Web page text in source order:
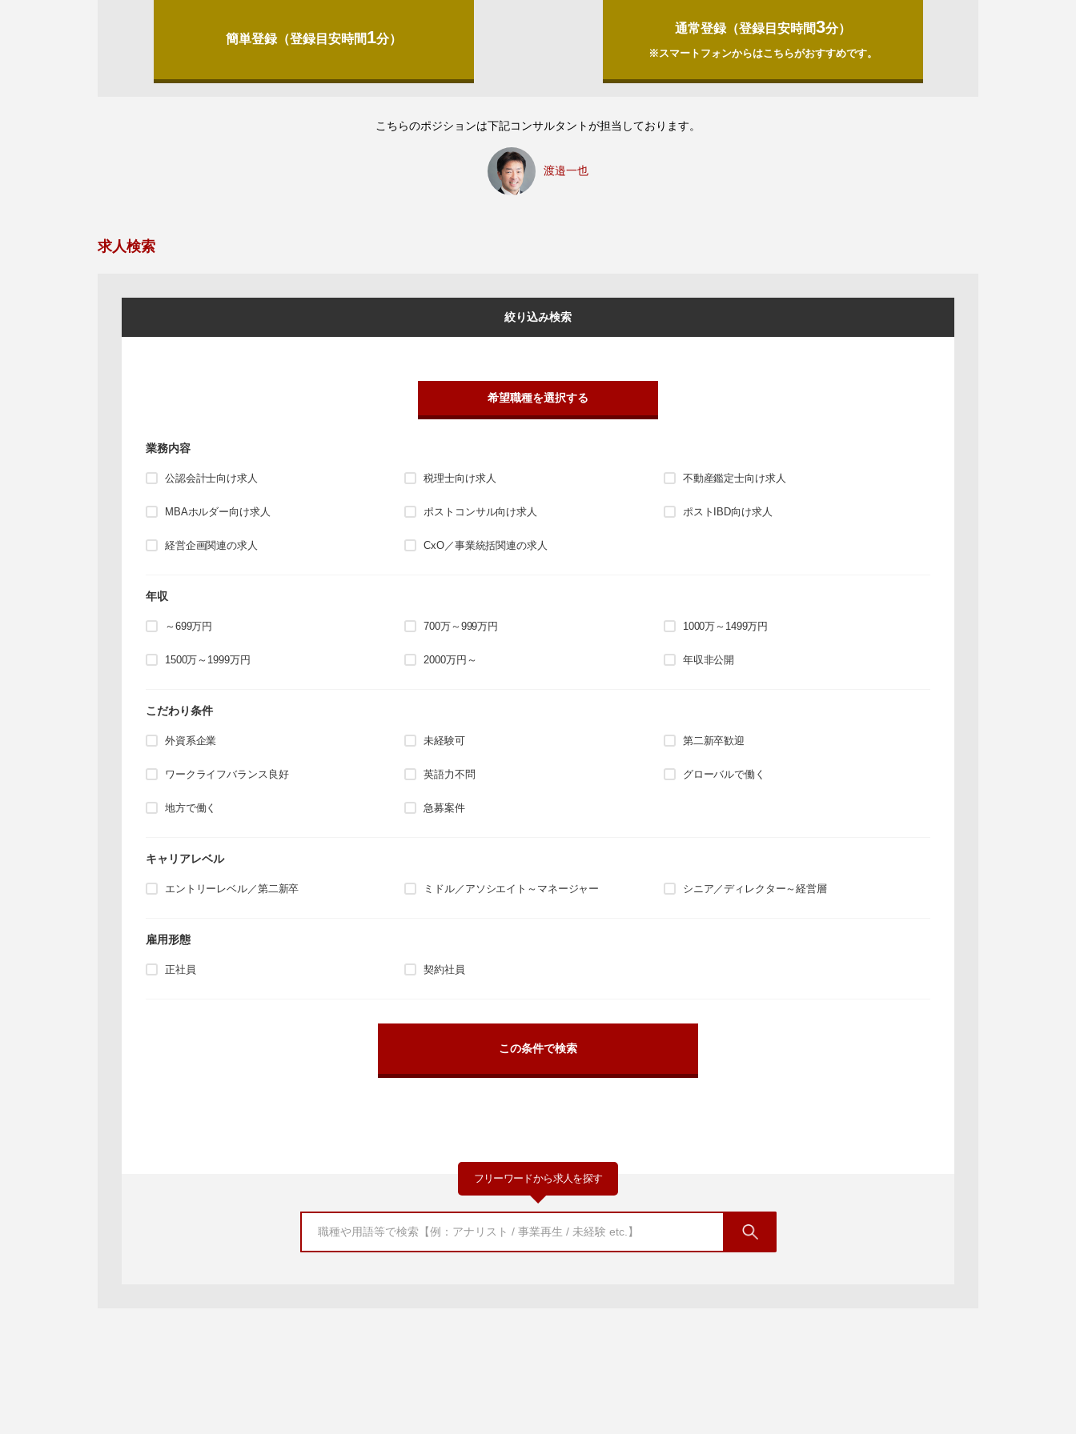
簡単登録（登録目安時間1分）
通常登録（登録目安時間3分）
※スマートフォンからはこちらがおすすめです。
こちらのポジションは下記コンサルタントが担当しております。
渡邉一也
求人検索
絞り込み検索
希望職種を選択する
業務内容
公認会計士向け求人 税理士向け求人 不動産鑑定士向け求人
MBAホルダー向け求人 ポストコンサル向け求人 ポストIBD向け求人
経営企画関連の求人 CxO／事業統括関連の求人
年収
～699万円 700万～999万円 1000万～1499万円
1500万～1999万円 2000万円～ 年収非公開
こだわり条件
外資系企業 未経験可 第二新卒歓迎
ワークライフバランス良好 英語力不問 グローバルで働く
地方で働く 急募案件
キャリアレベル
エントリーレベル／第二新卒 ミドル／アソシエイト～マネージャー シニア／ディレクター～経営層
雇用形態
正社員 契約社員
フリーワードから求人を探す